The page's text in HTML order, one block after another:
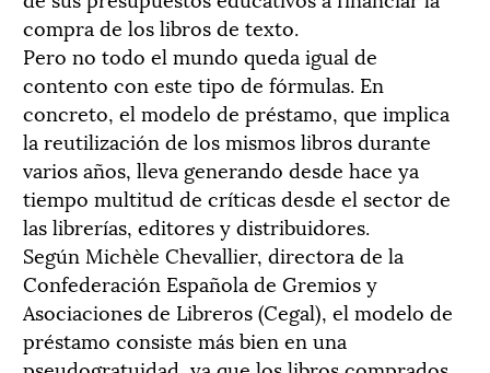
compra de los libros de texto.
Pero no todo el mundo queda igual de
contento con este tipo de fórmulas. En
concreto, el modelo de préstamo, que implica
la reutilización de los mismos libros durante
varios años, lleva generando desde hace ya
tiempo multitud de críticas desde el sector de
las librerías, editores y distribuidores.
Según Michèle Chevallier, directora de la
Confederación Española de Gremios y
Asociaciones de Libreros (Cegal), el modelo de
préstamo consiste más bien en una